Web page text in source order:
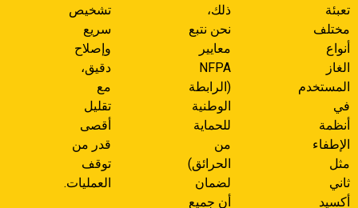
تعبئة
مختلف
أنواع
الغاز
المستخدم
في
أنظمة
الإطفاء
مثل
ثاني
أكسيد
ذلك،
نحن نتبع
معايير
NFPA
(الرابطة
الوطنية
للحماية
من
الحرائق)
لضمان
أن جميع
تشخيص
سريع
وإصلاح
دقيق،
مع
تقليل
أقصى
قدر من
توقف
العمليات.